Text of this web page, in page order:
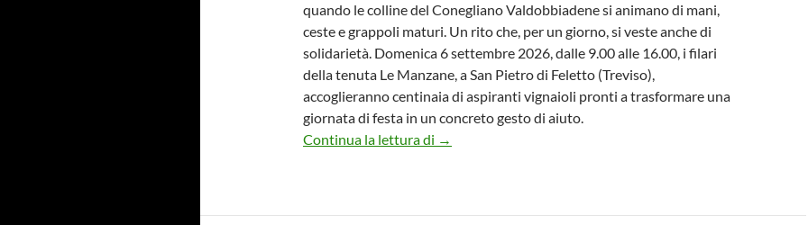
quando le colline del Conegliano Valdobbiadene si animano di mani,
ceste e grappoli maturi. Un rito che, per un giorno, si veste anche di
solidarietà. Domenica 6 settembre 2026, dalle 9.00 alle 16.00, i filari
della tenuta Le Manzane, a San Pietro di Feletto (Treviso),
accoglieranno centinaia di aspiranti vignaioli pronti a trasformare una
giornata di festa in un concreto gesto di aiuto.
Continua la lettura di Le Manzane: da sabato 1° agosto al via le prenotazioni per
→